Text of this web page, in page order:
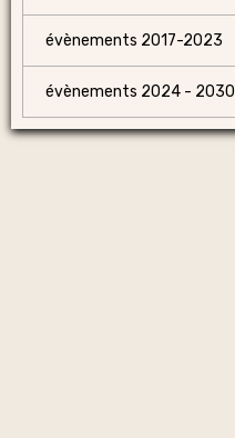
évènements 2017-2023
évènements 2024 - 2030